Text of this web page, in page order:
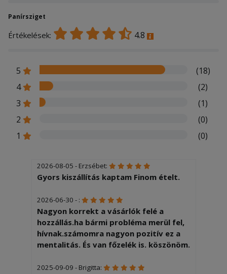
Panírsziget
Értékelések: 4.8
5
(18)
4
(2)
3
(1)
2
(0)
1
(0)
2026-08-05 - Erzsébet:
Gyors kiszállítás kaptam Finom ételt.
2026-06-30 - :
Nagyon korrekt a vásárlók felé a
hozzállás.ha bármi probléma merül fel,
hívnak.számomra nagyon pozitív ez a
mentalitás. És van főzelék is. köszönöm.
2025-09-09 - Brigitta: